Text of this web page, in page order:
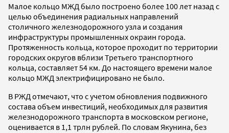
Малое кольцо МЖД было построено более 100 лет назад с
целью объединения радиальных направлений
столичного железнодорожного узла и создания
инфраструктуры промышленных окраин города.
Протяженность кольца, которое проходит по территории
городских округов вблизи Третьего транспортного
кольца, составляет 54 км. До настоящего времени малое
кольцо МЖД электрифицировано не было.
В РЖД отмечают, что с учетом обновления подвижного
состава объем инвестиций, необходимых для развития
железнодорожного транспорта в московском регионе,
оценивается в 1,1 трлн рублей. По словам Якунина, без